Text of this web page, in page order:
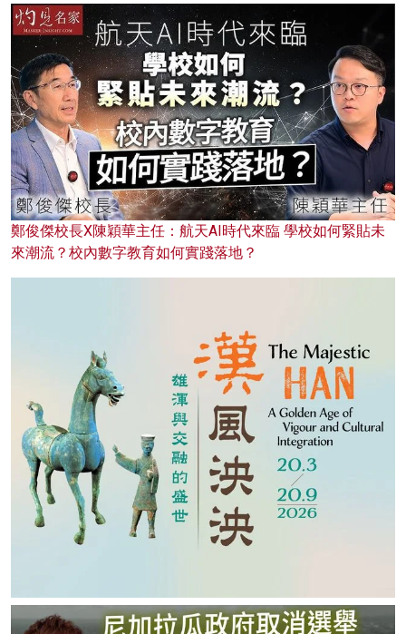
鄭俊傑校長X陳穎華主任：航天AI時代來臨 學校如何緊貼未
來潮流？校內數字教育如何實踐落地？